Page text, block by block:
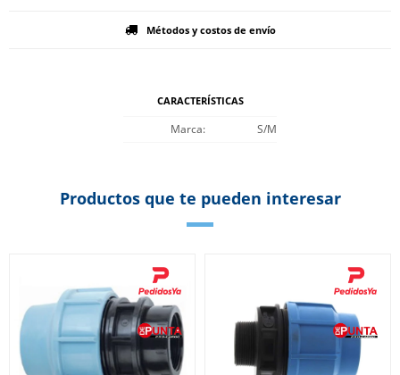
Métodos y costos de envío
CARACTERÍSTICAS
Marca S/M
Productos que te pueden interesar